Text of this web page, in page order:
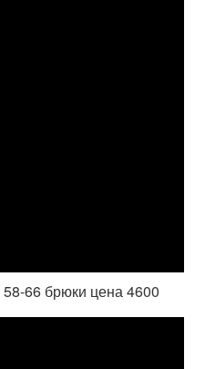
66 брюки цена 4600